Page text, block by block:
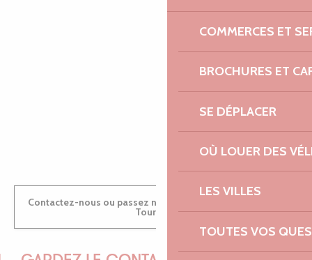
COMMERCES ET
BROCHURES ET
SE DÉPLACER
OÙ LOUER DES
LES VILLES
TOUTES VOS
ANTOINE
Contactez-nous ou passez nous voir dans nos Offices de
Tourisme